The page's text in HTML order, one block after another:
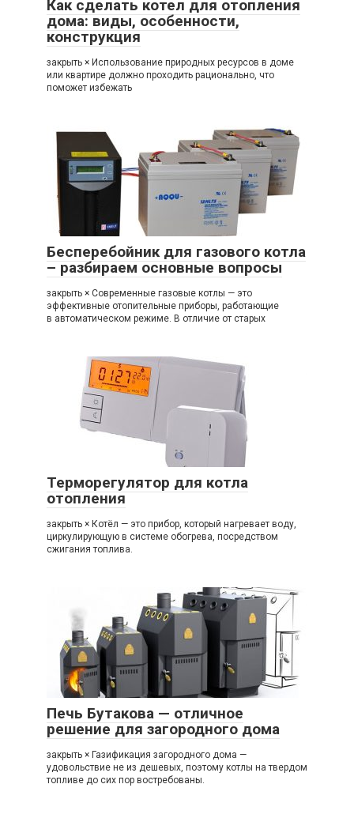
Как сделать котел для отопления
дома: виды, особенности,
конструкция
закрыть × Использование природных ресурсов в доме
или квартире должно проходить рационально, что
поможет избежать
Бесперебойник для газового котла
– разбираем основные вопросы
закрыть × Современные газовые котлы — это
эффективные отопительные приборы, работающие
в автоматическом режиме. В отличие от старых
Терморегулятор для котла
отопления
закрыть × Котёл — это прибор, который нагревает воду,
циркулирующую в системе обогрева, посредством
сжигания топлива.
Печь Бутакова — отличное
решение для загородного дома
закрыть × Газификация загородного дома —
удовольствие не из дешевых, поэтому котлы на твердом
топливе до сих пор востребованы.